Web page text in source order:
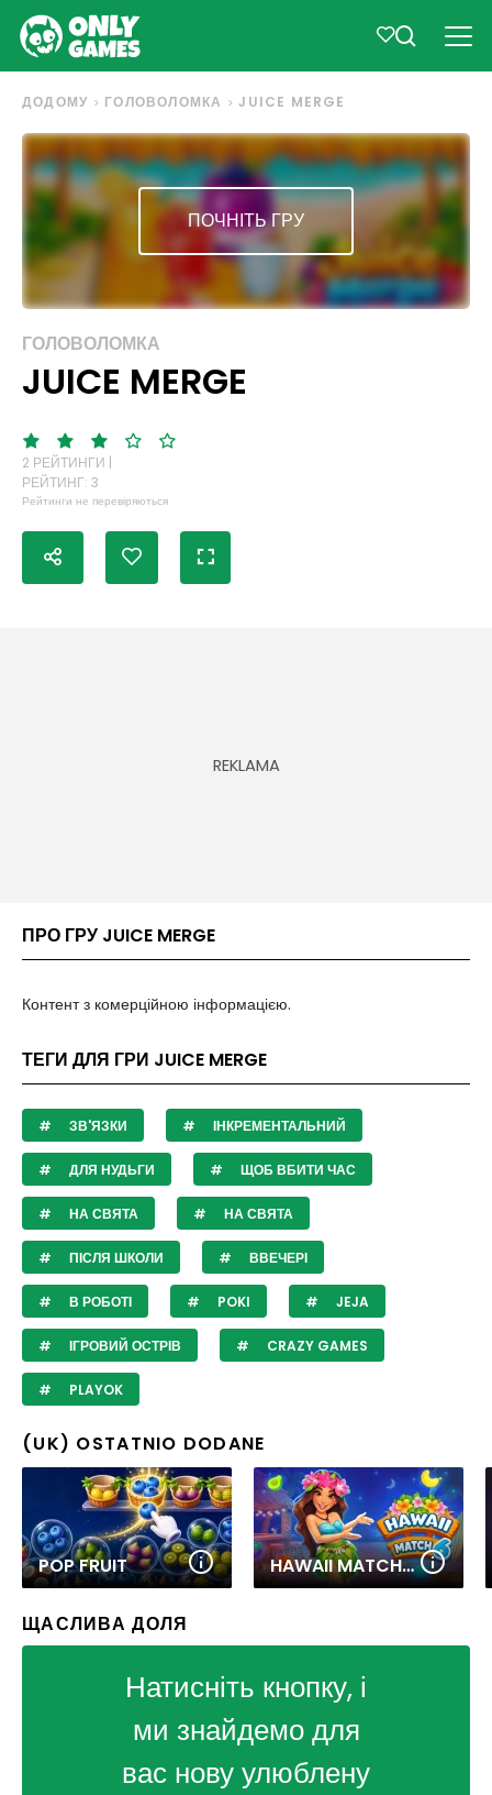
ДОДОМУ ГОЛОВОЛОМКА JUICE MERGE
ПОЧНІТЬ ГРУ
ГОЛОВОЛОМКА
JUICE MERGE
2 РЕЙТИНГИ |
РЕЙТИНГ: 3
Рейтинги не перевіряються
ПРО ГРУ JUICE MERGE
Контент з комерційною інформацією.
ТЕГИ ДЛЯ ГРИ JUICE MERGE
ЗВ'ЯЗКИ ІНКРЕМЕНТАЛЬНИЙ
ДЛЯ НУДЬГИ ЩОБ ВБИТИ ЧАС
НА СВЯТА НА СВЯТА
ПІСЛЯ ШКОЛИ ВВЕЧЕРІ
В РОБОТІ POKI JEJA
ІГРОВИЙ ОСТРІВ CRAZY GAMES
PLAYOK
(UK) OSTATNIO DODANE
POP FRUIT HAWAII MATCH 6
ЩАСЛИВА ДОЛЯ
Натисніть кнопку, і
ми знайдемо для
вас нову улюблену